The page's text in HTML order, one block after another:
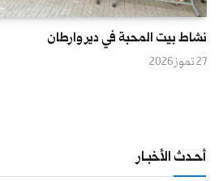
نشاط بيت المحبة في دير وارطان
27 تموز 2026
أحــدث الأخبــار